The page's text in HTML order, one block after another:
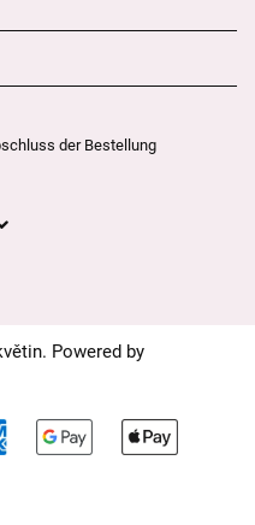
der Bestellung
der Möglichkeiten
Powered by